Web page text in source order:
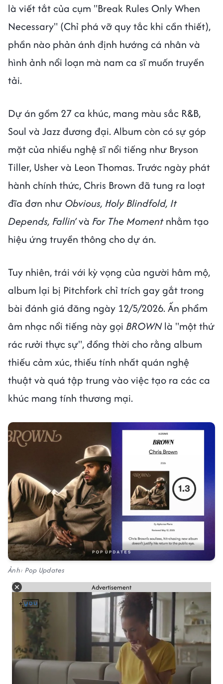
là viết tắt của cụm "Break Rules Only When
Necessary" (Chỉ phá vỡ quy tắc khi cần thiết),
phần nào phản ánh định hướng cá nhân và
hình ảnh nổi loạn mà nam ca sĩ muốn truyền
tải.
Dự án gồm 27 ca khúc, mang màu sắc R&B,
Soul và Jazz đương đại. Album còn có sự góp
mặt của nhiều nghệ sĩ nổi tiếng như Bryson
Tiller, Usher và Leon Thomas. Trước ngày phát
hành chính thức, Chris Brown đã tung ra loạt
đĩa đơn như Obvious, Holy Blindfold, It
Depends, Fallin’và For The Momentnhằm tạo
hiệu ứng truyền thông cho dự án.
Tuy nhiên, trái với kỳ vọng của người hâm mộ,
album lại bị Pitchfork chỉ trích gay gắt trong
bài đánh giá đăng ngày 12/5/2026. Ấn phẩm
âm nhạc nổi tiếng này gọi BROWNlà "một thứ
rác rưởi thực sự", đồng thời cho rằng album
thiếu cảm xúc, thiếu tính nhất quán nghệ
thuật và quá tập trung vào việc tạo ra các ca
khúc mang tính thương mại.
Ảnh: Pop Updates
Advertisement